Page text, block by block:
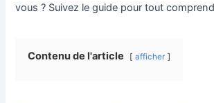
vous ? Suivez le guide pour tout
Contenu de l'article afficher